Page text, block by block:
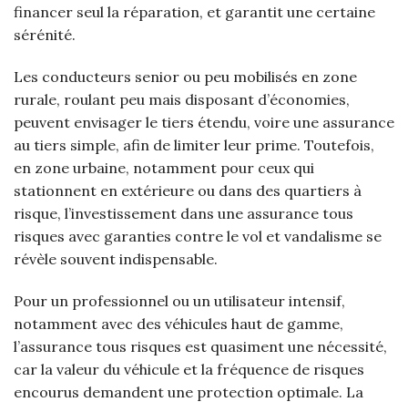
financer seul la réparation, et garantit une certaine
sérénité.
Les conducteurs senior ou peu mobilisés en zone
rurale, roulant peu mais disposant d’économies,
peuvent envisager le tiers étendu, voire une assurance
au tiers simple, afin de limiter leur prime. Toutefois,
en zone urbaine, notamment pour ceux qui
stationnent en extérieure ou dans des quartiers à
risque, l’investissement dans une assurance tous
risques avec garanties contre le vol et vandalisme se
révèle souvent indispensable.
Pour un professionnel ou un utilisateur intensif,
notamment avec des véhicules haut de gamme,
l’assurance tous risques est quasiment une nécessité,
car la valeur du véhicule et la fréquence de risques
encourus demandent une protection optimale. La